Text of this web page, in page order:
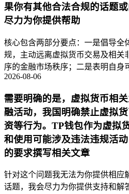
果你有其他合法合规的话题
尽力为你提供帮助
核心包含两部分要点：一是倡导全
规，主动远离虚拟货币交易及相关
序的金融市场秩序；二是表明自身
2026-08-06
需要明确的是，虚拟货币相
融活动，我国明确禁止虚拟
资等行为。TP钱包作为虚拟
和使用可能涉及违法违规活
的要求撰写相关文章
针对这个问题我无法为你提供相应
话题，我会尽力为你提供支持和解